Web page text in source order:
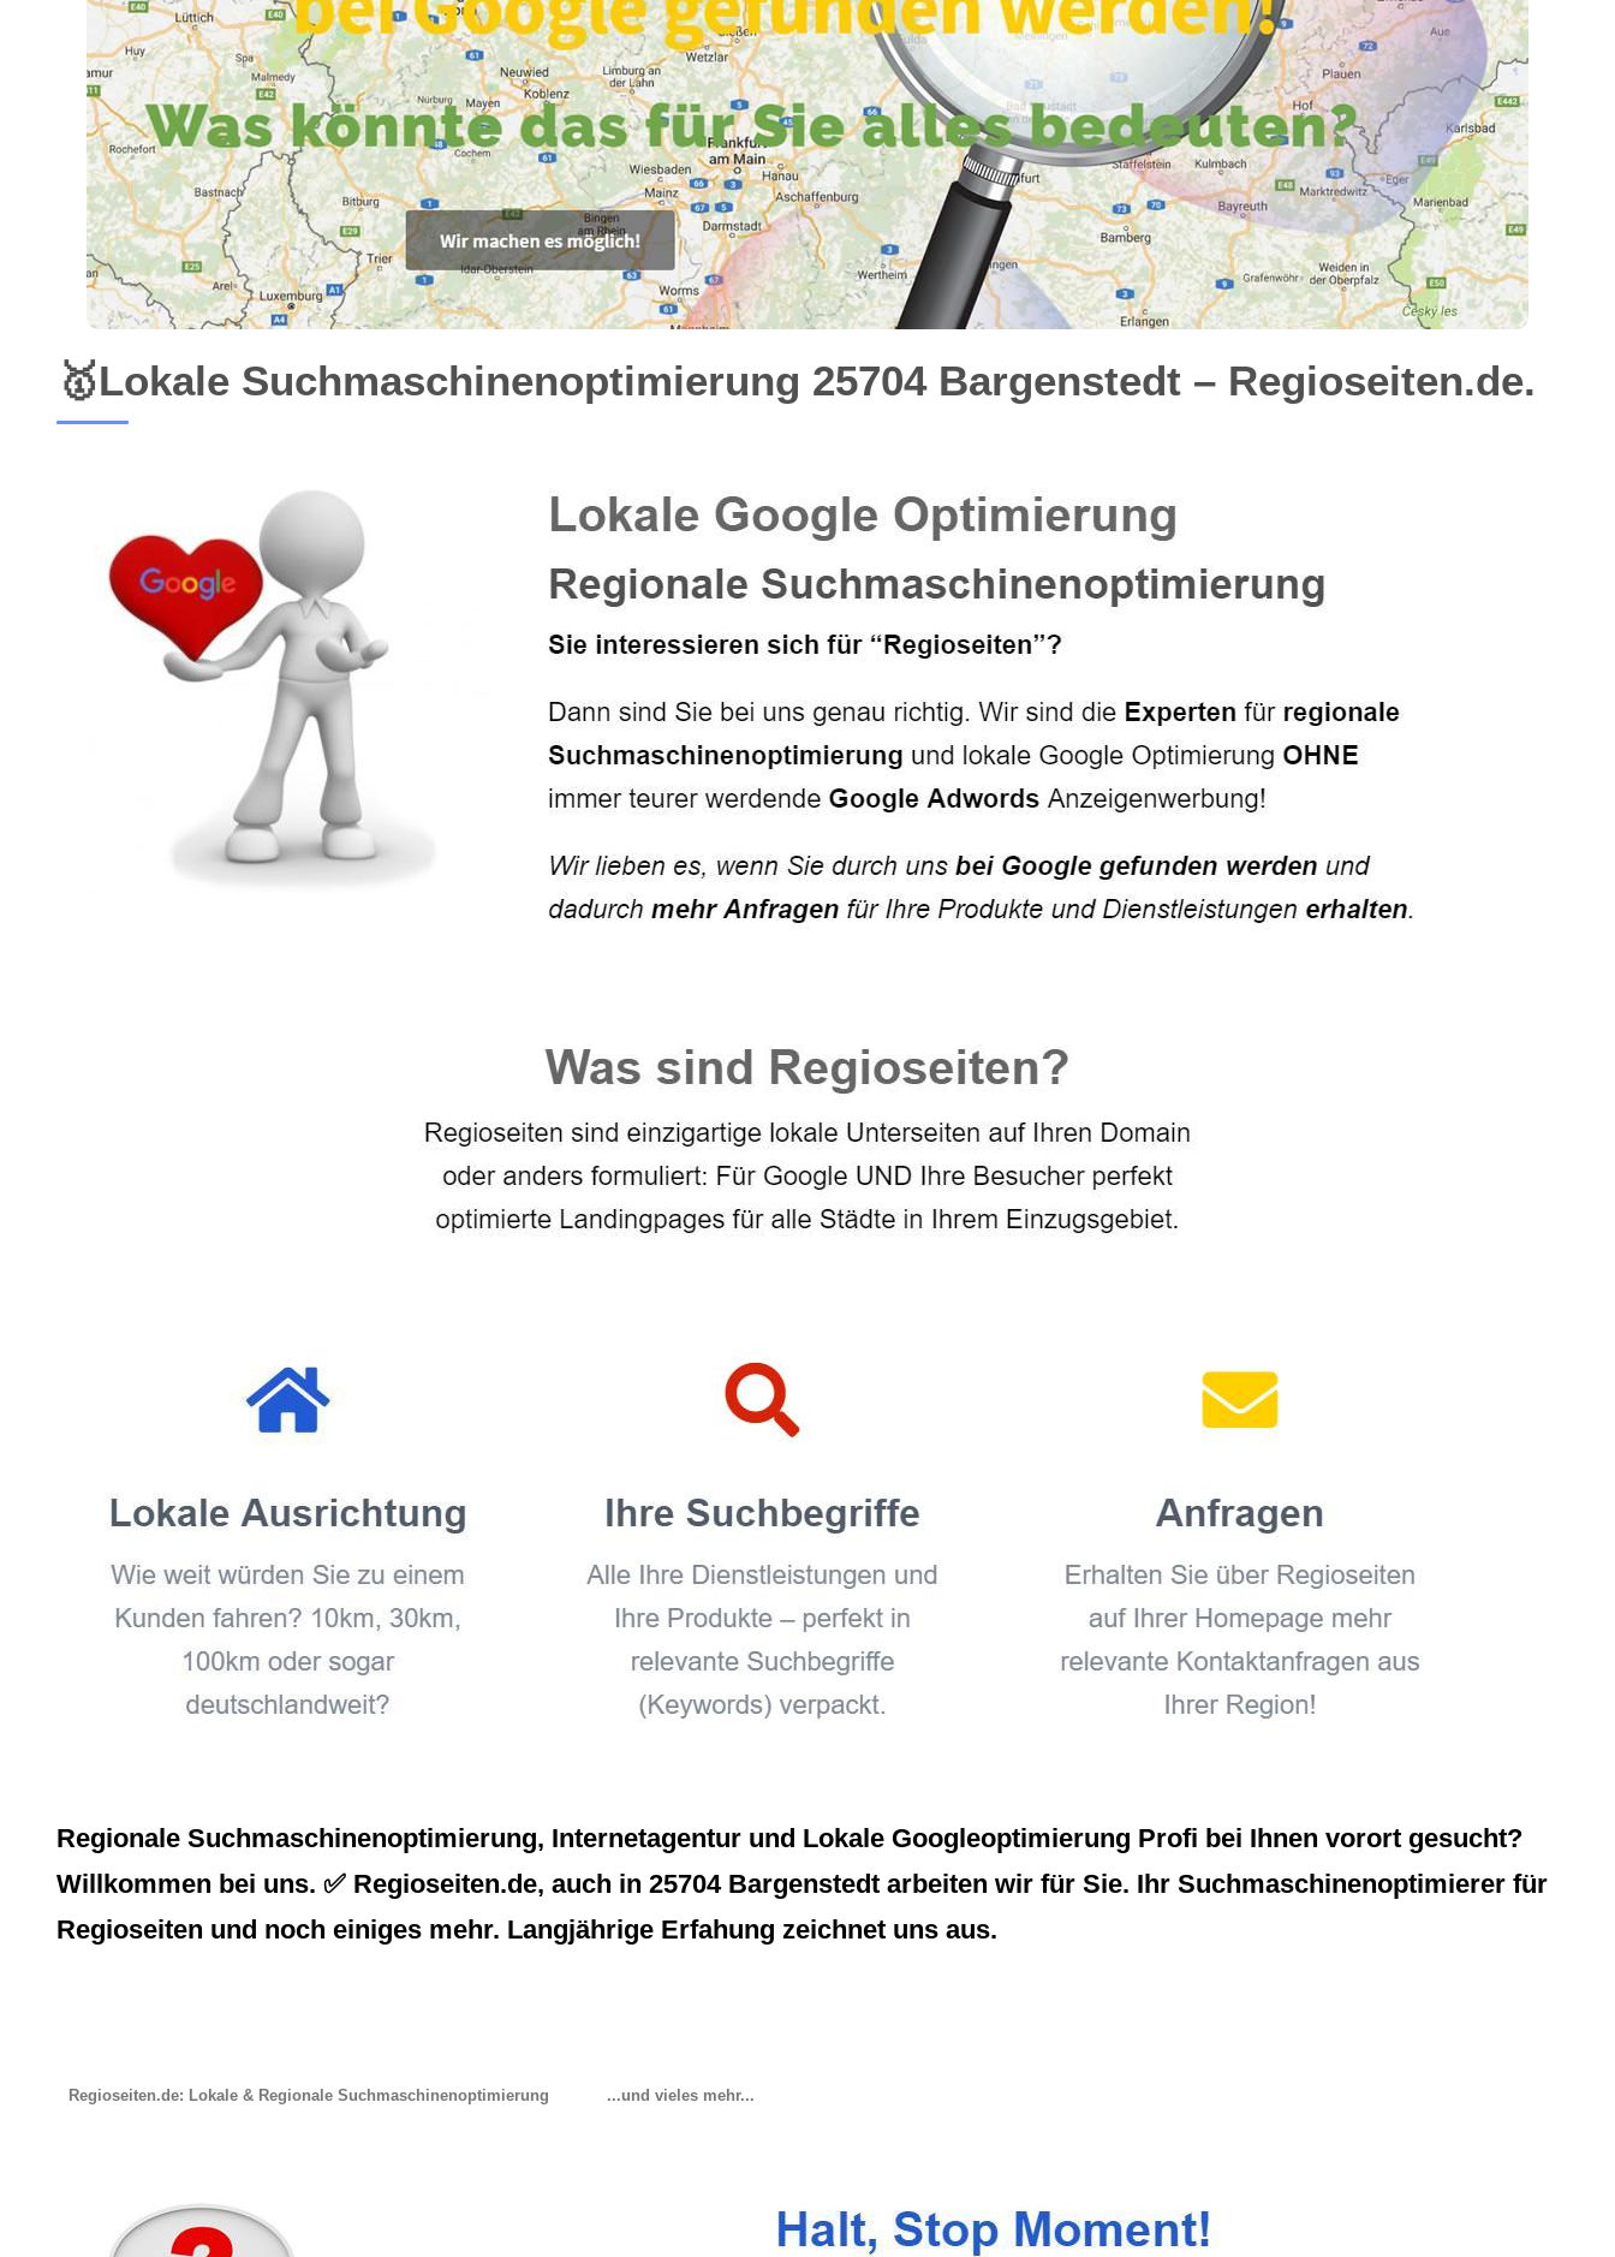
🥇Lokale Suchmaschinenoptimierung 25704 Bargenstedt – Regioseiten.de.
Regionale Suchmaschinenoptimierung, Internetagentur und Lokale Googleoptimierung Profi bei Ihnen vorort gesucht?
Willkommen bei uns. ✅ Regioseiten.de, auch in 25704 Bargenstedt arbeiten wir für Sie. Ihr Suchmaschinenoptimierer für
Regioseiten und noch einiges mehr. Langjährige Erfahung zeichnet uns aus.
Regioseiten.de: Lokale & Regionale Suchmaschinenoptimierung ...und vieles mehr...